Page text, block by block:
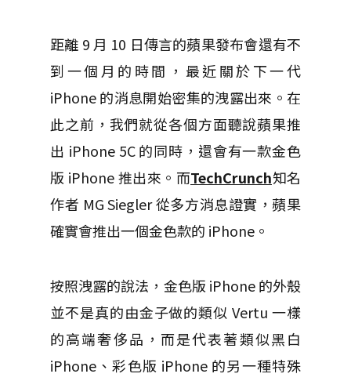
距離 9 月 10 日傳言的蘋果發布會還有不
到一個月的時間，最近關於下一代
iPhone 的消息開始密集的洩露出來。在
此之前，我們就從各個方面聽說蘋果推
出 iPhone 5C 的同時，還會有一款金色
版 iPhone 推出來。而TechCrunch知名
作者 MG Siegler 從多方消息證實，蘋果
確實會推出一個金色款的 iPhone。
按照洩露的說法，金色版 iPhone 的外殼
並不是真的由金子做的類似 Vertu 一樣
的高端奢侈品，而是代表著類似黑白
iPhone、彩色版 iPhone 的另一種特殊